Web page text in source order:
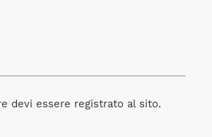
devi essere registrato al sito.